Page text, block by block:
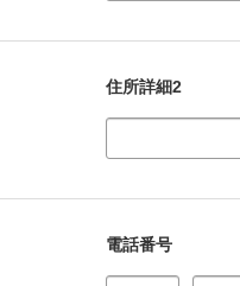
住所詳細2
電話番号